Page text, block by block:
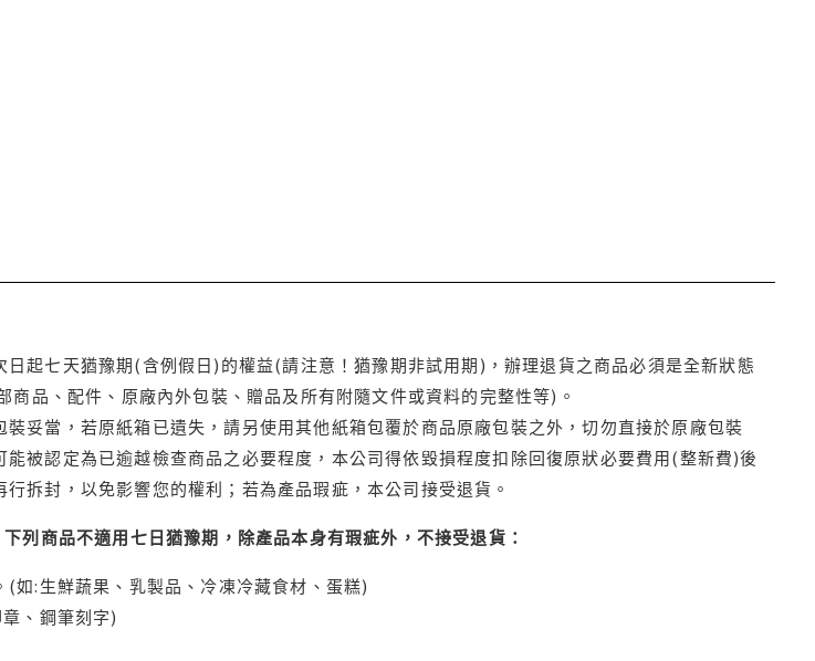
起七天猶豫期(含例假日)的權益(請注意！猶豫期非試用期)，辦理退貨之商品必須是全新狀態
品、配件、原廠內外包裝、贈品及所有附隨文件或資料的完整性等)。
妥當，若原紙箱已遺失，請另使用其他紙箱包覆於商品原廠包裝之外，切勿直接於原廠包裝
能被認定為已逾越檢查商品之必要程度，本公司得依毀損程度扣除回復原狀必要費用(整新費)後
拆封，以免影響您的權利；若為產品瑕疵，本公司接受退貨。
列商品不適用七日猶豫期，除產品本身有瑕疵外，不接受退貨：
如:生鮮蔬果、乳製品、冷凍冷藏食材、蛋糕)
、鋼筆刻字)